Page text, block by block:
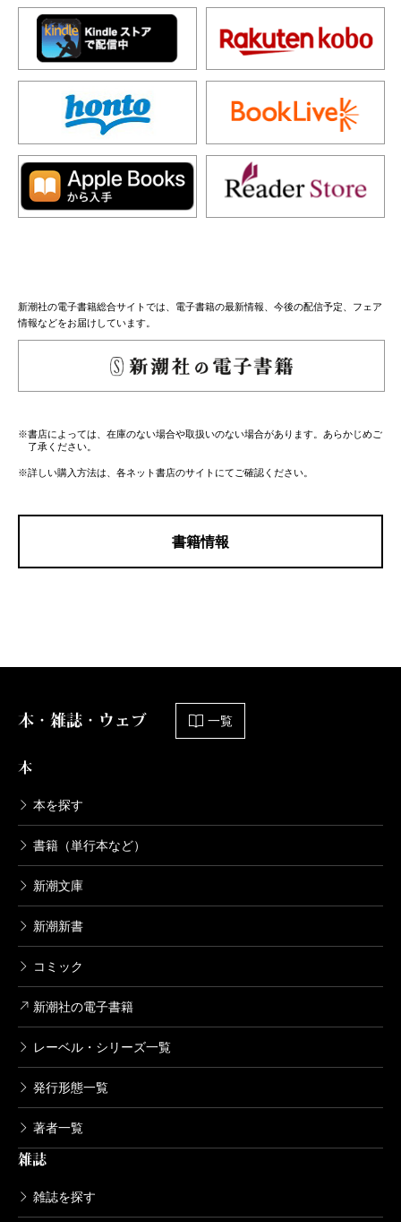
新潮社の電子書籍総合サイトでは、電子書籍の最新情報、今後の配信予定、フェア
情報などをお届けしています。
※書店によっては、在庫のない場合や取扱いのない場合があります。あらかじめご
了承ください。
※詳しい購入方法は、各ネット書店のサイトにてご確認ください。
書籍情報
本・雑誌・ウェブ 一覧
本
本を探す
書籍（単行本など）
新潮文庫
新潮新書
コミック
新潮社の電子書籍
レーベル・シリーズ一覧
発行形態一覧
著者一覧
雑誌
雑誌を探す